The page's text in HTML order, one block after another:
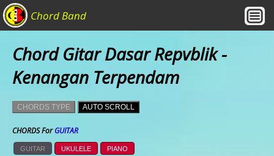
Chord Band
Chord Gitar Dasar Repvblik -
Kenangan Terpendam
CHORDS TYPE AUTO SCROLL
CHORDS ForGUITAR
GUITAR UKULELE PIANO